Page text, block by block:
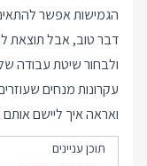
הגמישות אפשר
דבר טוב, אבל תוצאת
ולבחור שיטת עבודה
עקרונות מנחים
ואראה איך ליישם
תוכן עניינים